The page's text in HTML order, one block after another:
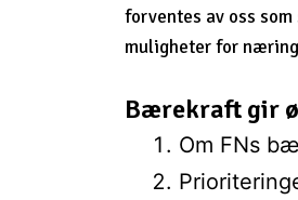
forventes av oss
muligheter for
Bærekraft gir
Om FNs